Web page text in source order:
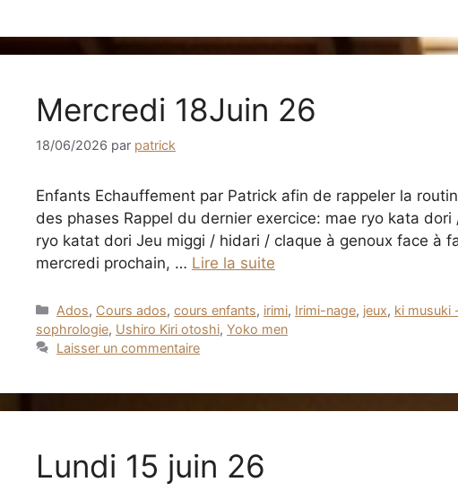
Mercredi 18Juin 26
18/06/2026 par patrick
Enfants Echauffement par Patrick afin de rappeler la
des phases Rappel du dernier exercice: mae ryo kata
ryo katat dori Jeu miggi / hidari / claque à genoux face à
mercredi prochain, … Lire la suite
Catégories
Ados, Cours ados,cours enfants, irimi, Irimi-nage, jeux, ki musuki
sophrologie, Ushiro Kiri otoshi, Yoko men
Laisser un commentaire
Lundi 15 juin 26